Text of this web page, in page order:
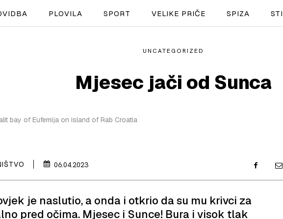
SPORT
VELIKE PRIČE
PRETPLATA
SHOP
PLOVILA SPORT VELIKE PRIČE SPIZA
UNCATEGORIZED
Mjesec jači od Sunca
bay of Eufemija on island of Rab Croatia
06.04.2023
je naslutio, a onda i otkrio da su mu krivci za
pred očima. Mjesec i Sunce! Bura i visok tlak